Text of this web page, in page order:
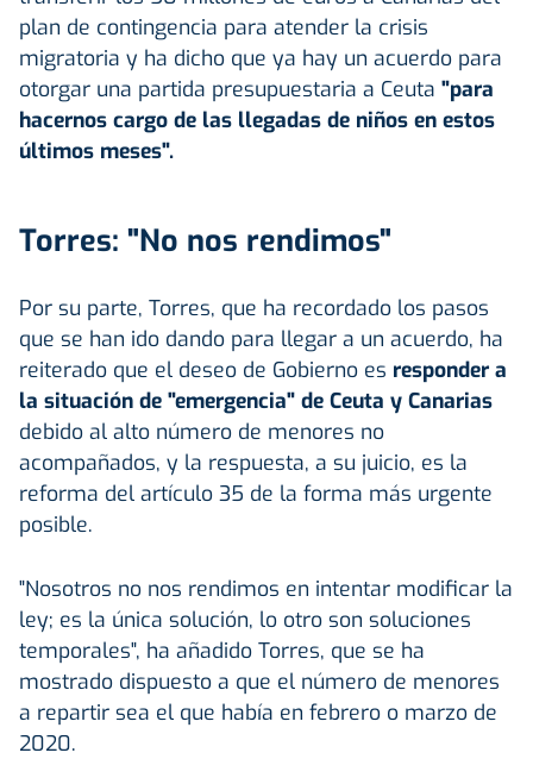
plan de contingencia para atender la crisis
migratoria y ha dicho que ya hay un acuerdo para
otorgar una partida presupuestaria a Ceuta "para
hacernos cargo de las llegadas de niños en estos
últimos meses".
Torres: "No nos rendimos"
Por su parte, Torres, que ha recordado los pasos
que se han ido dando para llegar a un acuerdo, ha
reiterado que el deseo de Gobierno es responder a
la situación de "emergencia" de Ceuta y Canarias
debido al alto número de menores no
acompañados, y la respuesta, a su juicio, es la
reforma del artículo 35 de la forma más urgente
posible.
"Nosotros no nos rendimos en intentar modificar la
ley; es la única solución, lo otro son soluciones
temporales", ha añadido Torres, que se ha
mostrado dispuesto a que el número de menores
a repartir sea el que había en febrero o marzo de
2020.